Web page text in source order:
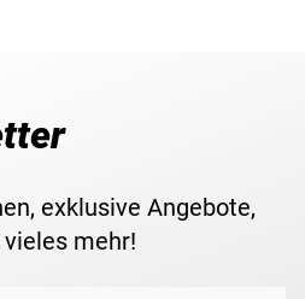
exklusive Angebote,
mehr!